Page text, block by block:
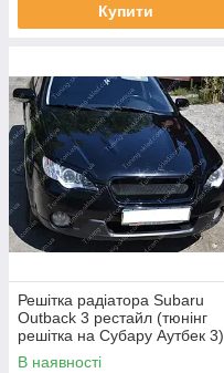
Купити
Решітка радіатора Subaru
Outback 3 рестайл (тюнінг
решітка на Субару Аутбек 3)
В наявності